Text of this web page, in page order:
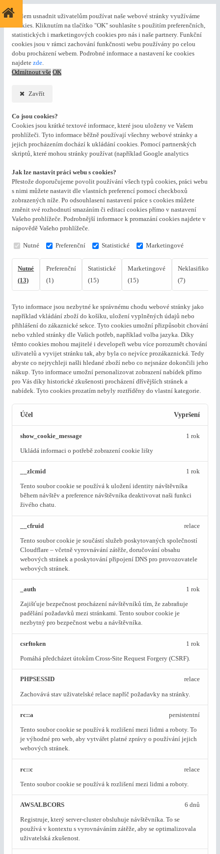
S cílem usnadnit uživatelům používat naše webové stránky využíváme
cookies. Kliknutím na tlačítko "OK" souhlasíte s použitím preferenčních,
statistických i marketingových cookies pro nás i naše partnery. Funkční
cookies jsou v rámci zachování funkčnosti webu používány po celou
dobu procházení webem. Podrobné informace a nastavení ke cookies
najdete zde.
Odmítnout vše OK
Zavřít
Co jsou cookies?
Cookies jsou krátké textové informace, které jsou uloženy ve Vašem
prohlížeči. Tyto informace běžně používají všechny webové stránky a
jejich procházením dochází k ukládání cookies. Pomocí partnerských
skriptů, které mohou stránky používat (například Google analytics
Jak lze nastavit práci webu s cookies?
Přestože doporučujeme povolit používání všech typů cookies, práci webu
s nimi můžete nastavit dle vlastních preferencí pomocí checkboxů
zobrazených níže. Po odsouhlasení nastavení práce s cookies můžete
změnit své rozhodnutí smazáním či editací cookies přímo v nastavení
Vašeho prohlížeče. Podrobnější informace k promazání cookies najdete v
nápovědě Vašeho prohlížeče.
Nutné Preferenční Statistické Marketingové
Nutné
(13)
Preferenční
(1)
Statistické
(15)
Marketingové
(15)
(7)
Tyto informace jsou nezbytné ke správnému chodu webové stránky jako
například vkládání zboží do košíku, uložení vyplněných údajů nebo
přihlášení do zákaznické sekce. Tyto cookies umožní přizpůsobit chování
nebo vzhled stránky dle Vašich potřeb, například volba jazyka. Díky
těmto cookies mohou majitelé i developeři webu více porozumět chování
uživatelů a vyvijet stránku tak, aby byla co nejvíce prozákaznická. Tedy
abyste co nejrychleji našli hledané zboží nebo co nejsnáze dokončili jeho
nákup. Tyto informace umožní personalizovat zobrazení nabídek přímo
pro Vás díky historické zkušenosti procházení dřívějších stránek a
nabídek. Tyto cookies prozatím nebyly roztříděny do vlastní kategorie.
Účel Vypršení
show_cookie_message
Ukládá informaci o potřebě zobrazení cookie lišty
1 rok
__zlcmid
Tento soubor cookie se používá k uložení identity návštěvníka
během návštěv a preference návštěvníka deaktivovat naši funkci
živého chatu.
1 rok
__cfruid
Tento soubor cookie je součástí služeb poskytovaných společností
Cloudflare – včetně vyrovnávání zátěže, doručování obsahu
webových stránek a poskytování připojení DNS pro provozovatele
webových stránek.
relace
_auth
Zajišťuje bezpečnost procházení návštěvníků tím, že zabraňuje
padělání požadavků mezi stránkami. Tento soubor cookie je
nezbytný pro bezpečnost webu a návštěvníka.
1 rok
csrftoken
Pomáhá předcházet útokům Cross-Site Request Forgery (CSRF).
1 rok
PHPSESSID
Zachovává stav uživatelské relace napříč požadavky na stránky.
relace
rc::a
Tento soubor cookie se používá k rozlišení mezi lidmi a roboty. To
je výhodné pro web, aby vytvářet platné zprávy o používání jejich
webových stránek.
persistentní
rc::c
Tento soubor cookie se používá k rozlišení mezi lidmi a roboty.
relace
AWSALBCORS
Registruje, který server-cluster obsluhuje návštěvníka. To se
používá v kontextu s vyrovnáváním zátěže, aby se optimalizovala
uživatelská zkušenost.
6 dnů